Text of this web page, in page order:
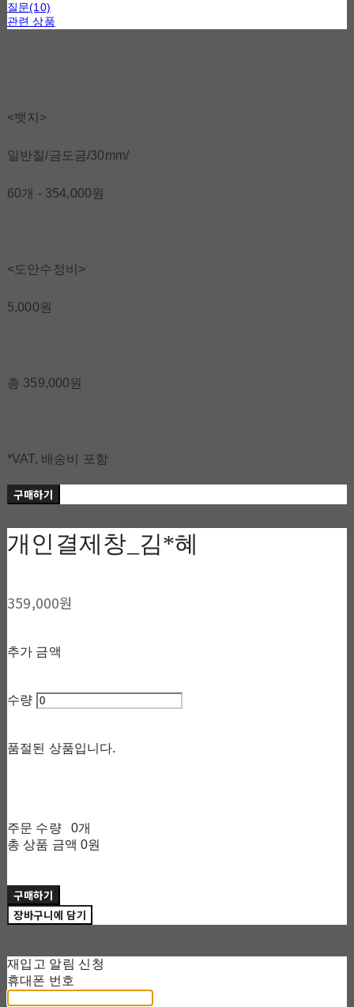
질문(10)
관련 상품
<뱃지>
일반칠/금도금/30mm/
60개 - 354,000원
<도안수정비>
5,000원
총 359,000원
*VAT, 배송비 포함
구매하기
개인결제창_김*혜
359,000원
추가 금액
수량
품절된 상품입니다.
주문 수량
0개
총 상품 금액 0원
구매하기
장바구니에 담기
재입고 알림 신청
휴대폰 번호